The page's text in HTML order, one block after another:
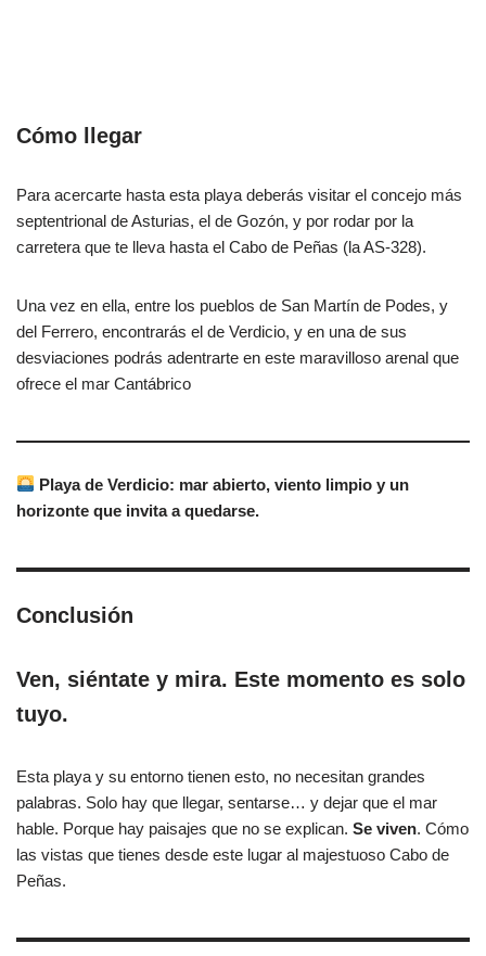
Cómo llegar
Para acercarte hasta esta playa deberás visitar el concejo más
septentrional de Asturias, el de Gozón, y por rodar por la
carretera que te lleva hasta el Cabo de Peñas (la AS-328).
Una vez en ella, entre los pueblos de San Martín de Podes, y
del Ferrero, encontrarás el de Verdicio, y en una de sus
desviaciones podrás adentrarte en este maravilloso arenal que
ofrece el mar Cantábrico
Playa de Verdicio: mar abierto, viento limpio y un
horizonte que invita a quedarse.
Conclusión
Ven, siéntate y mira. Este momento es solo
tuyo.
Esta playa y su entorno tienen esto, no necesitan grandes
palabras. Solo hay que llegar, sentarse… y dejar que el mar
hable. Porque hay paisajes que no se explican. Se viven. Cómo
las vistas que tienes desde este lugar al majestuoso Cabo de
Peñas.